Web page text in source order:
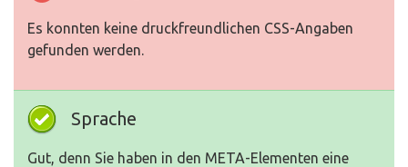
Es konnten keine druckfreundlichen CSS-Angaben
gefunden werden.
Sprache
Gut, denn Sie haben in den META-Elementen eine